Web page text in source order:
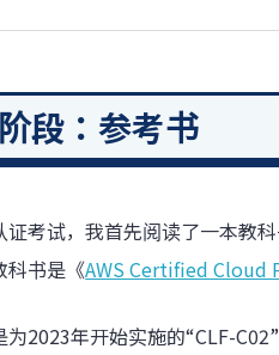
段：参考书
考试，我首先阅读了一本教科
科书是《AWS Certified
2023年开始实施的“CLF-